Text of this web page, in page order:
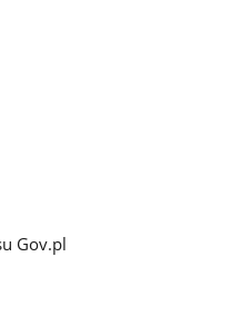
Gov.pl